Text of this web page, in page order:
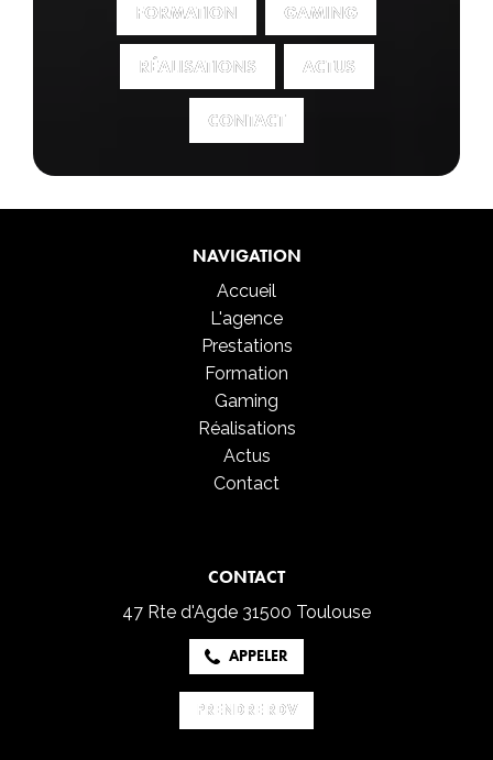
FORMATION
FORMATION GAMING
GAMING
RÉALISATIONS
RÉALISATIONS ACTUS
ACTUS
CONTACT
CONTACT
NAVIGATION
Accueil
L'agence
Prestations
Formation
Gaming
Réalisations
Actus
Contact
CONTACT
47 Rte d'Agde 31500 Toulouse
APPELER
PRENDRE RDV
PRENDRE RDV